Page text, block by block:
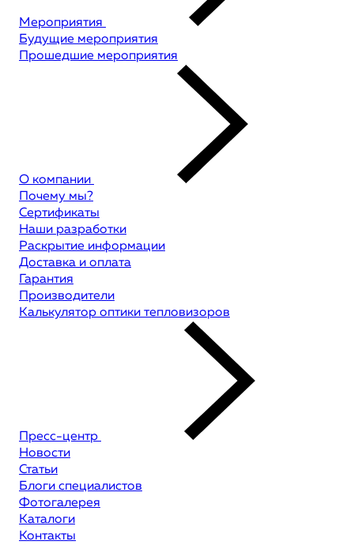
Мероприятия
Будущие мероприятия
Прошедшие мероприятия
О компании
Почему мы?
Сертификаты
Наши разработки
Раскрытие информации
Доставка и оплата
Гарантия
Производители
Калькулятор оптики тепловизоров
Пресс-центр
Новости
Статьи
Блоги специалистов
Фотогалерея
Каталоги
Контакты